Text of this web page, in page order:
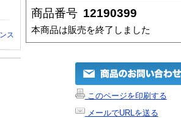
商品番号 12190399
本商品は販売を終了しました
このページを印刷する
メールでURLを送る
ス